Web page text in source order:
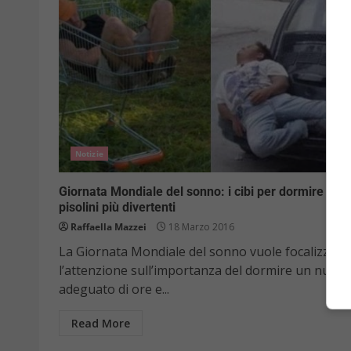
Notizie
Giornata Mondiale del sonno: i cibi per dormire e i
pisolini più divertenti
Raffaella Mazzei 18 Marzo 2016
La Giornata Mondiale del sonno vuole focalizzare
l’attenzione sull’importanza del dormire un
adeguato di ore e...
Read More